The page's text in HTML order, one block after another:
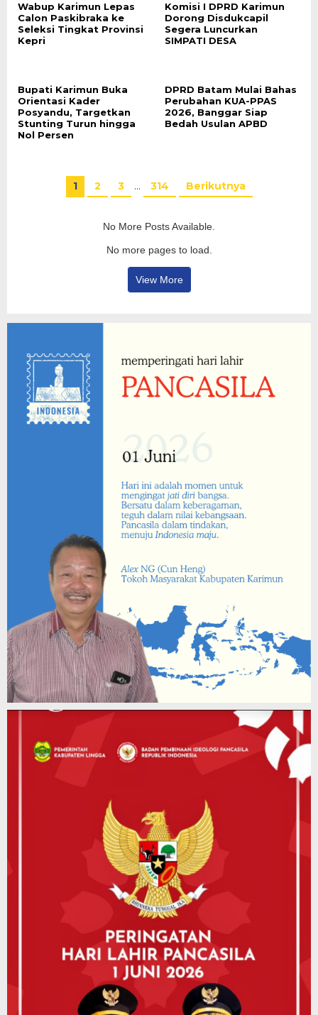
Wabup Karimun Lepas
Calon Paskibraka ke
Seleksi Tingkat Provinsi
Kepri
Komisi I DPRD Karimun
Dorong Disdukcapil
Segera Luncurkan
SIMPATI DESA
Bupati Karimun Buka
Orientasi Kader
Posyandu, Targetkan
Stunting Turun hingga
Nol Persen
DPRD Batam Mulai Bahas
Perubahan KUA-PPAS
2026, Banggar Siap
Bedah Usulan APBD
1 2 3 … 314 Berikutnya
No More Posts Available.
No more pages to load.
View More